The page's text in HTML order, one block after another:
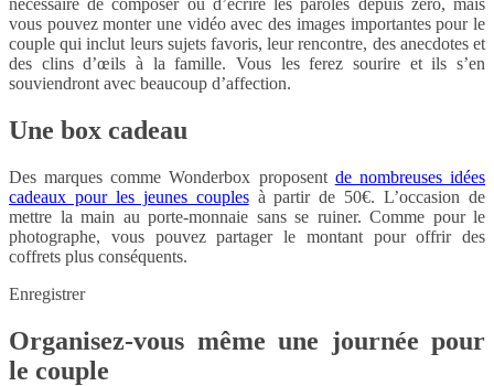
nécessaire de composer ou d’écrire les paroles depuis zéro, mais
vous pouvez monter une vidéo avec des images importantes pour le
couple qui inclut leurs sujets favoris, leur rencontre, des anecdotes et
des clins d’œils à la famille. Vous les ferez sourire et ils s’en
souviendront avec beaucoup d’affection.
Une box cadeau
Des marques comme Wonderbox proposent de nombreuses idées
cadeaux pour les jeunes couplesà partir de 50€. L’occasion de
mettre la main au porte-monnaie sans se ruiner. Comme pour le
photographe, vous pouvez partager le montant pour offrir des
coffrets plus conséquents.
Enregistrer
Organisez-vous même une journée pour
le couple